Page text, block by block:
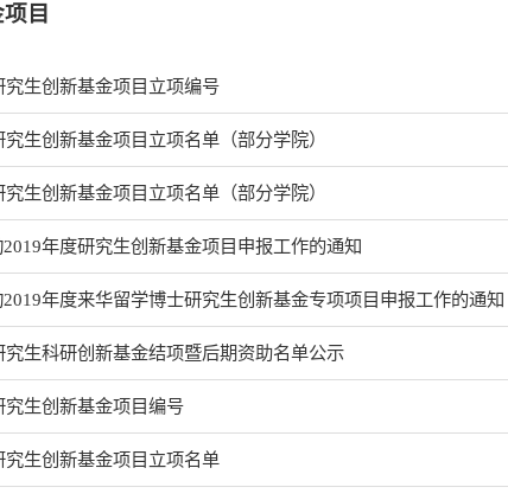
目
究生创新基金项目立项编号
究生创新基金项目立项名单（部分学院）
究生创新基金项目立项名单（部分学院）
年度研究生创新基金项目申报工作的通知
年度来华留学博士研究生创新基金专项项目申报工作的通知
究生科研创新基金结项暨后期资助名单公示
究生创新基金项目编号
究生创新基金项目立项名单